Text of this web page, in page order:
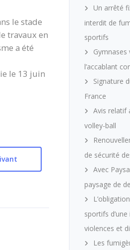
le stade
travaux en
a été
le 13 juin
Un arrêté
interdit de
sportifs
l’accablant
Signature
France
Avis relatif
volley-ball
de sécurité
Avec
paysage de
sportifs
violences et
Les